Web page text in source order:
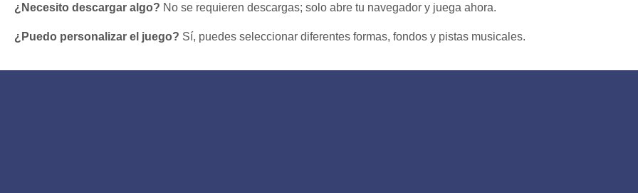
¿Necesito descargar algo? No se requieren descargas; solo abre tu navegador y juega ahora.
¿Puedo personalizar el juego? Sí, puedes seleccionar diferentes formas, fondos y pistas musicales.